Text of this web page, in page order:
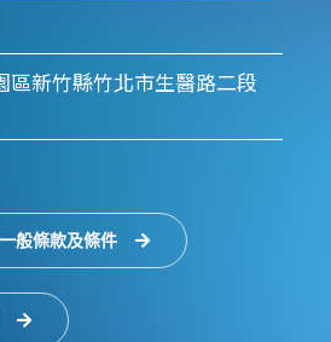
區新竹縣竹北市生醫路二段
般條款及條件